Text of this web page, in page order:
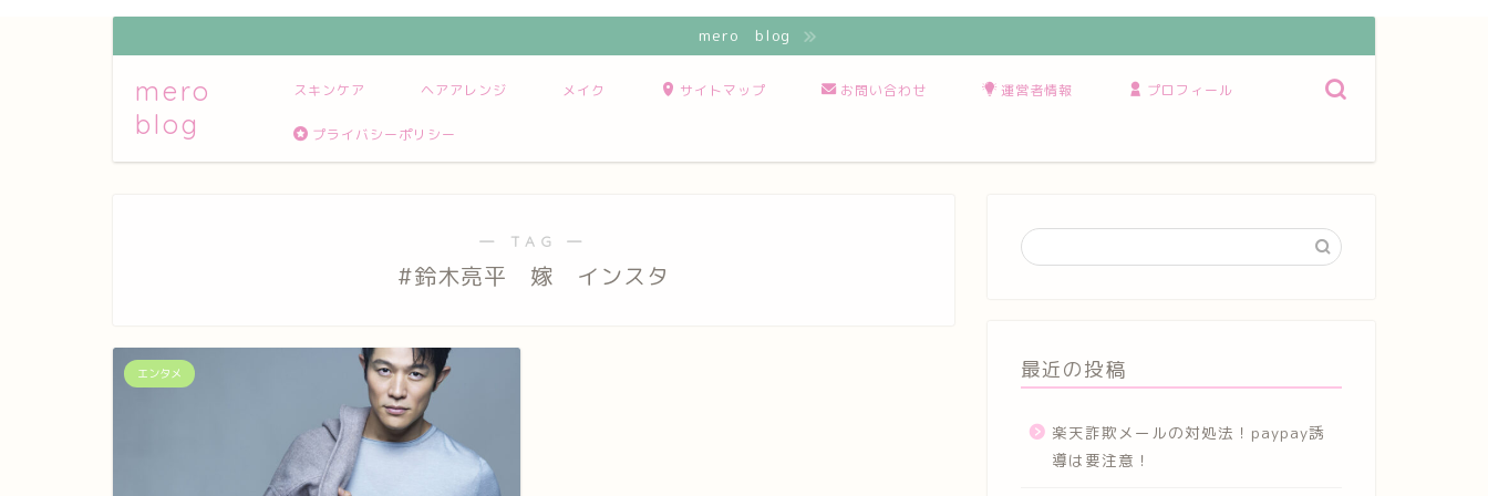
mero blog
mero
blog
スキンケア ヘアアレンジ メイク サイトマップ お問い合わせ 運営者情報 プロフィール
プライバシーポリシー
― TAG ―
#鈴木亮平 嫁 インスタ
エンタメ 最近の投稿
楽天詐欺メールの対処法！paypay誘
導は要注意！